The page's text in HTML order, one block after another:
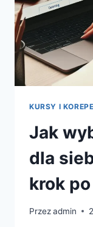
KURSY I
Jak
dla
krok
Przezadmin